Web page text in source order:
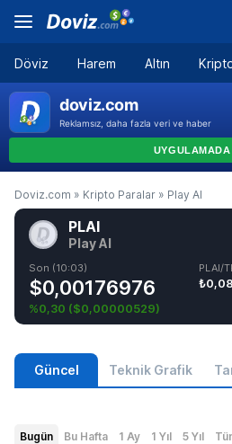
Döviz Harem Altın
Doviz.com » Kripto Paralar » Play AI
PLAI
Play AI
Son (10:03)
$0,00176976
%0,30 ($0,00000529)
PLAI/
Güncel Teknik Grafik
Bugün Bu Hafta 1 Ay 1 Yıl 5 Yıl